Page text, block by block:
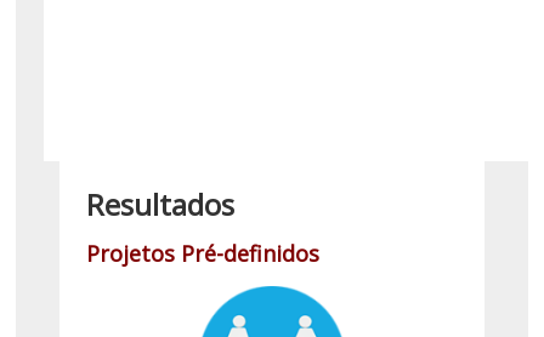
Resultados
Projetos Pré-definidos